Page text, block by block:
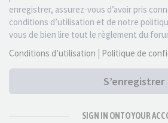
enregistrer, assurez-vous d’avoir pris
conditions d’utilisation et de notre
vous de bien lire tout le règlement du
Conditions d’utilisation | Politique de
S’enregistrer
SIGN IN ONTO YOUR